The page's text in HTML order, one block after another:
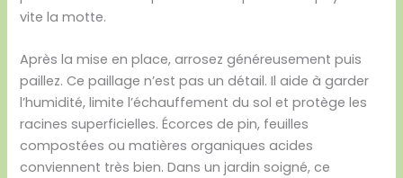
vite la motte.
Après la mise en place, arrosez généreusement puis
paillez. Ce paillage n’est pas un détail. Il aide à garder
l’humidité, limite l’échauffement du sol et protège les
racines superficielles. Écorces de pin, feuilles
compostées ou matières organiques acides
conviennent très bien. Dans un jardin soigné, ce